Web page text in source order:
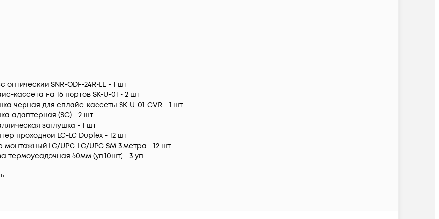
оптический SNR-ODF-24R-LE - 1 шт
кассета на 16 портов SK-U-01 - 2 шт
черная для сплайс-кассеты SK-U-01-CVR - 1 шт
адаптерная (SC) - 2 шт
заглушка - 1 шт
проходной LC-LC Duplex - 12 шт
монтажный LC/UPC-LC/UPC SM 3 метра - 12 шт
термоусадочная 60мм (уп.10шт) - 3 уп